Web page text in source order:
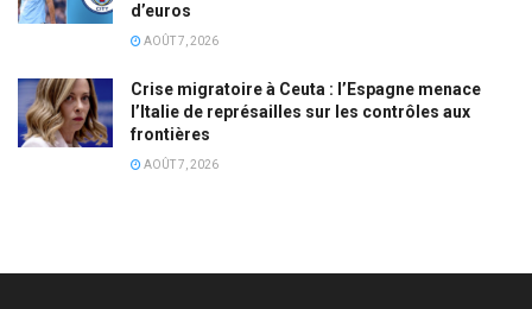
d’euros
AOÛT 7, 2026
Crise migratoire à Ceuta : l’Espagne menace
l’Italie de représailles sur les contrôles aux
frontières
AOÛT 7, 2026